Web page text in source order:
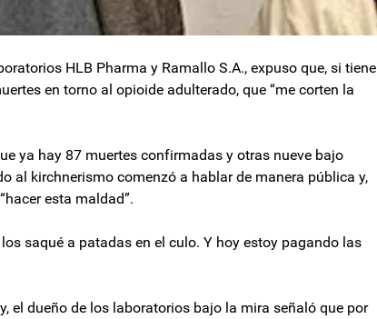
HLB Pharma y Ramallo S.A., expuso que, si tiene
en torno al opioide adulterado, que “me corten la
ya hay 87 muertes confirmadas y otras nueve bajo
al kirchnerismo comenzó a hablar de manera pública y,
esta maldad”.
saqué a patadas en el culo. Y hoy estoy pagando las
el dueño de los laboratorios bajo la mira señaló que por